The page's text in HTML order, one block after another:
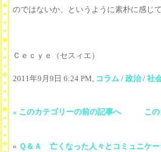
のではないか、というように素朴に感じて
Ｃｅｃｙｅ（セスィエ）
2011年9月9日 6:24 PM, コラム / 政治/ 社
« このカテゴリーの前の記事へ こ
« Ｑ＆Ａ 亡くなった人々とコミュニケ